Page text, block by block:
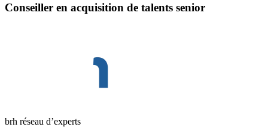
Conseiller en acquisition de talents senior
brh réseau d’experts